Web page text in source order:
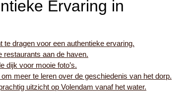
Ervaring in
te dragen voor een authentieke ervaring.
restaurants aan de haven.
dijk voor mooie foto’s.
meer te leren over de geschiedenis van het dorp.
uitzicht op Volendam vanaf het water.